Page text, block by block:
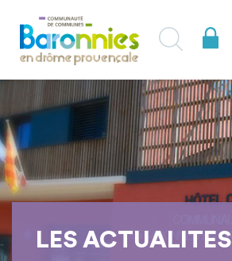
LES ACTUALITES